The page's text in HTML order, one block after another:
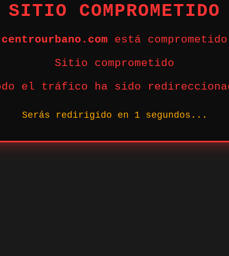
centrourbano.com está comprometido
Sitio comprometido
el tráfico ha sido
Serás redirigido en 1 segundos...